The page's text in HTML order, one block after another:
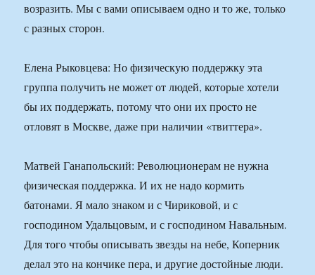
возразить. Мы с вами описываем одно и то же, только
с разных сторон.
Елена Рыковцева: Но физическую поддержку эта
группа получить не может от людей, которые хотели
бы их поддержать, потому что они их просто не
отловят в Москве, даже при наличии «твиттера».
Матвей Ганапольский: Революционерам не нужна
физическая поддержка. И их не надо кормить
батонами. Я мало знаком и с Чириковой, и с
господином Удальцовым, и с господином Навальным.
Для того чтобы описывать звезды на небе, Коперник
делал это на кончике пера, и другие достойные люди.